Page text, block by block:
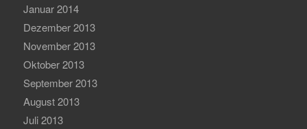
Januar 2014
Dezember 2013
November 2013
Oktober 2013
September 2013
August 2013
Juli 2013